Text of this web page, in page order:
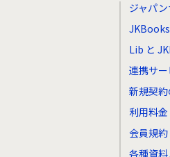
ジャパ
Lib と
連携サ
新規契
利用料金
会員規約
各種資